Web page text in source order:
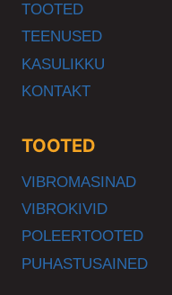
TOOTED
TEENUSED
KASULIKKU
KONTAKT
TOOTED
VIBROMASINAD
VIBROKIVID
POLEERTOOTED
PUHASTUSAINED